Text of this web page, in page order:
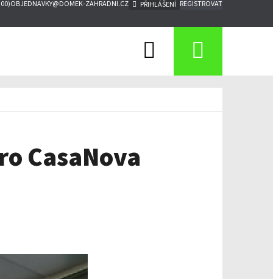
OBJEDNAVKY@DOMEK-ZAHRADNI.CZ PŘIHLÁŠENÍ REGISTROVAT
Hledat
CasaNova